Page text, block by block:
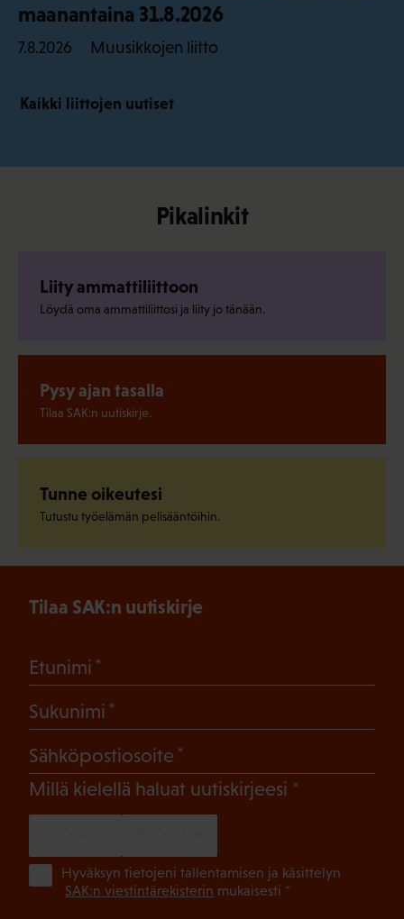
maanantaina 31.8.2026
7.8.2026 Muusikkojen liitto
Kaikki liittojen uutiset
Pikalinkit
Liity ammattiliittoon
Löydä oma ammattiliittosi ja liity jo tänään.
Pysy ajan tasalla
Tilaa SAK:n uutiskirje.
Tunne oikeutesi
Tutustu työelämän pelisääntöihin.
Tilaa SAK:n uutiskirje
Etunimi
Sukunimi
Sähköpostiosoite
Millä kielellä haluat uutiskirjeesi (Pakollinen)
Hyväksyn tietojeni tallentamisen ja käsittelyn
SAK:n viestintärekisterin mukaisesti *